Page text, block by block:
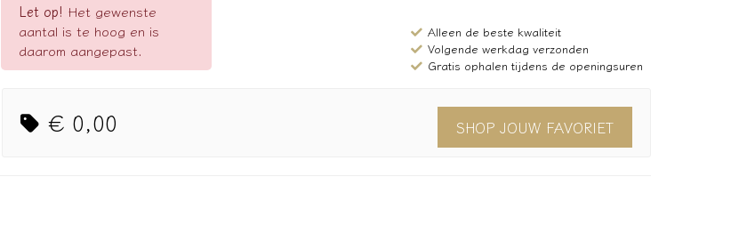
Let op! Het gewenste
aantal is te hoog en is
daarom aangepast.
Alleen de beste kwaliteit
Volgende werkdag verzonden
Gratis ophalen tijdens de openingsuren
€ 0,00 SHOP JOUW FAVORIET